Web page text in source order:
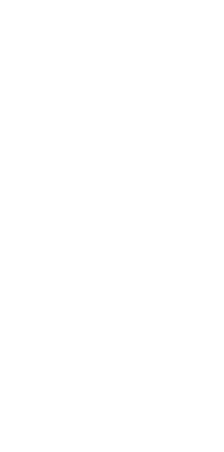
och toppade med pärlsocker.
klimatet motsvarande utsläppen av 2.8